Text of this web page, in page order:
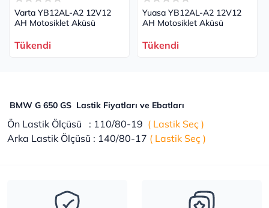
Varta YB12AL-A2 12V12
AH Motosiklet Aküsü
Tükendi
Yuasa YB12AL-A2 12V12
AH Motosiklet Aküsü
Tükendi
BMW G 650 GS Lastik Fiyatları ve Ebatları
Ön Lastik Ölçüsü : 110/80-19 ( Lastik Seç )
Arka Lastik Ölçüsü : 140/80-17 ( Lastik Seç )